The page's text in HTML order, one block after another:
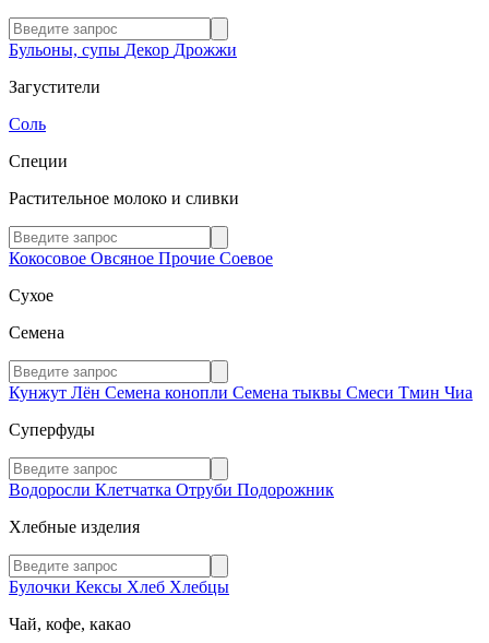
Бульоны, супы Декор Дрожжи
Загустители
Соль
Специи
Растительное молоко и сливки
Кокосовое Овсяное Прочие Соевое
Сухое
Семена
Кунжут Лён Семена конопли Семена тыквы Смеси Тмин Чиа
Суперфуды
Водоросли Клетчатка Отруби Подорожник
Хлебные изделия
Булочки Кексы Хлеб Хлебцы
Чай, кофе, какао